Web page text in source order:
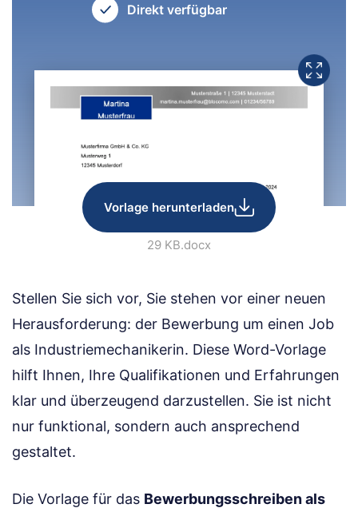
Direkt verfügbar
Vorlage herunterladen
29 KB.docx
Stellen Sie sich vor, Sie stehen vor einer neuen
Herausforderung: der Bewerbung um einen Job
als Industriemechanikerin. Diese Word-Vorlage
hilft Ihnen, Ihre Qualifikationen und Erfahrungen
klar und überzeugend darzustellen. Sie ist nicht
nur funktional, sondern auch ansprechend
gestaltet.
Die Vorlage für das Bewerbungsschreiben als